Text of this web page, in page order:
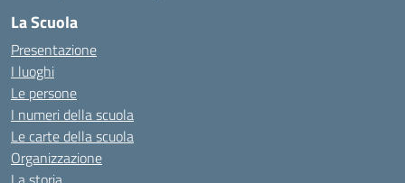
La Scuola
Presentazione
I luoghi
Le persone
I numeri della scuola
Le carte della scuola
Organizzazione